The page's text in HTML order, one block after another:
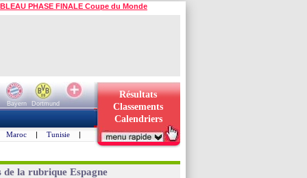
PHASE FINALE Coupe du Monde
Bayern Dortmund
Résultats
Classements
Calendriers
Maroc | Tunisie |
de la rubrique Espagne